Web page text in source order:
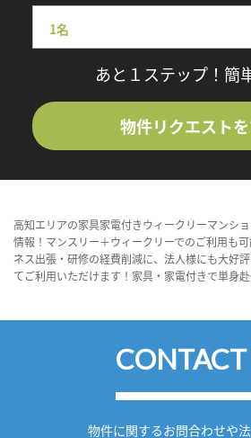
あと１ステップ！簡
物件リクエスト
高知エリアの家具家電付きウィークリーマンシ
情報！マンスリー＋ウィークリーでのご利用も
ネス出張・研修の経費削減に、法人様にも大好
てご利用いただけます！家具・家電付きで単身赴
CONTACT
物件に関するお問合わせや法